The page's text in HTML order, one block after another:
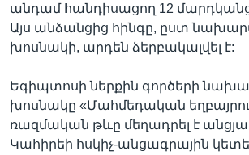
անդամ հանդիսացող 12
Այս անձանցից հինգը, ըստ
խոսնակի, արդեն ձերբակալվել է:
Եգիպտոսի ներքին գործերի
խոսնակը «Մահմեդական
ռազմական թևը մեղադրել է
Կահիրեի հսկիչ-անցագրային